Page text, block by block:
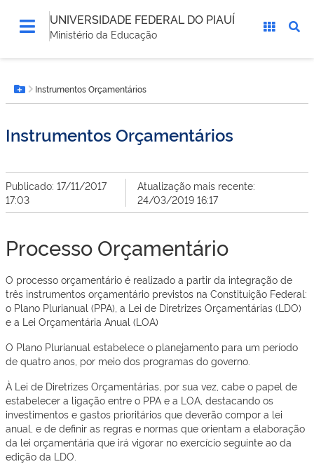
UNIVERSIDADE FEDERAL DO PIAUÍ
Ministério da Educação
está
aqui:Botão Menu
Instrumentos Orçamentários
Instrumentos Orçamentários
Publicado: 17/11/2017
17:03
Atualização mais recente:
24/03/2019 16:17
Processo Orçamentário
O processo orçamentário é realizado a partir da integração de
três instrumentos orçamentário previstos na Constituição Federal:
o Plano Plurianual (PPA), a Lei de Diretrizes Orçamentárias (LDO)
e a Lei Orçamentária Anual (LOA)
O Plano Plurianual estabelece o planejamento para um período
de quatro anos, por meio dos programas do governo.
À Lei de Diretrizes Orçamentárias, por sua vez, cabe o papel de
estabelecer a ligação entre o PPA e a LOA, destacando os
investimentos e gastos prioritários que deverão compor a lei
anual, e de definir as regras e normas que orientam a elaboração
da lei orçamentária que irá vigorar no exercício seguinte ao da
edição da LDO.